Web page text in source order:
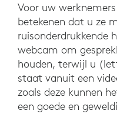
Voor uw
betekenen dat u ze
ruisonderdrukkende
webcam om
houden, terwijl u
staat vanuit een
zoals deze kunnen
een goede en